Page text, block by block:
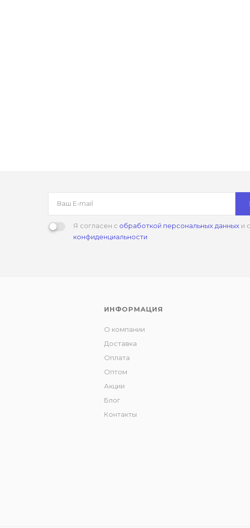
Я согласен с обработкой персональных данныхи с
конфиденциальности
ИНФОРМАЦИЯ
О компании
Доставка
Оплата
Оптом
Акции
Блог
Контакты